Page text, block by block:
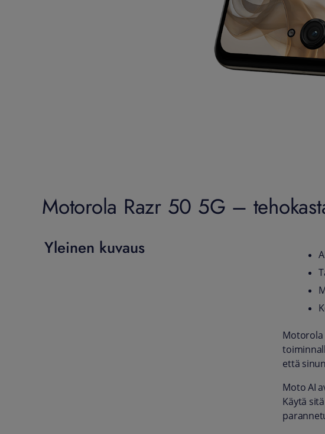
Motorola Razr 50 5G –
Yleinen kuvaus
Motorola
että
Moto AI
Käytä